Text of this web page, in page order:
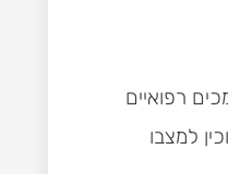
רפואיים
למצבו